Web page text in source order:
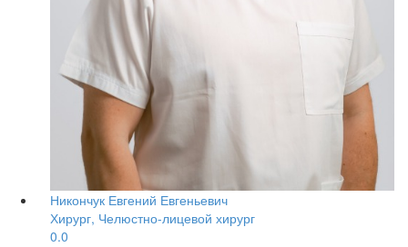
Никончук Евгений Евгеньевич
Хирург, Челюстно-лицевой хирург
0.0